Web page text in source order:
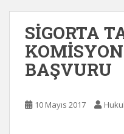
SİGORTA
BAŞVURU
10 Mayıs 2017